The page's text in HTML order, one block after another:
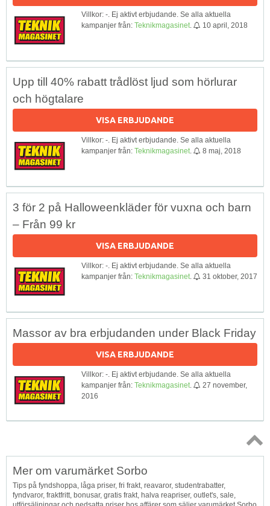
Villkor: -. Ej aktivt erbjudande. Se alla aktuella
kampanjer från: Teknikmagasinet 10 april, 2018
Upp till 40% rabatt trådlöst ljud som hörlurar
och högtalare
VISA ERBJUDANDE
Villkor: -. Ej aktivt erbjudande. Se alla aktuella
kampanjer från: Teknikmagasinet 8 maj, 2018
3 för 2 på Halloweenkläder för vuxna och barn
– Från 99 kr
VISA ERBJUDANDE
Villkor: -. Ej aktivt erbjudande. Se alla aktuella
kampanjer från: Teknikmagasinet 31 oktober, 2017
Massor av bra erbjudanden under Black Friday
VISA ERBJUDANDE
Villkor: -. Ej aktivt erbjudande. Se alla aktuella
kampanjer från: Teknikmagasinet
27 november,
2016
Topp
Mer om varumärket Sorbo
Tips på fyndshoppa, låga priser, fri frakt, reavaror, studentrabatter,
fyndvaror, fraktfritt, bonusar, gratis frakt, halva reapriser, outlet's, sale,